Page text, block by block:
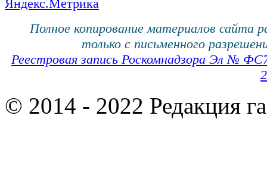
Полное копирование материалов сайта
только с письменного
Реестровая запись Роскомнадзора Эл №
© 2014 - 2022 Редакция